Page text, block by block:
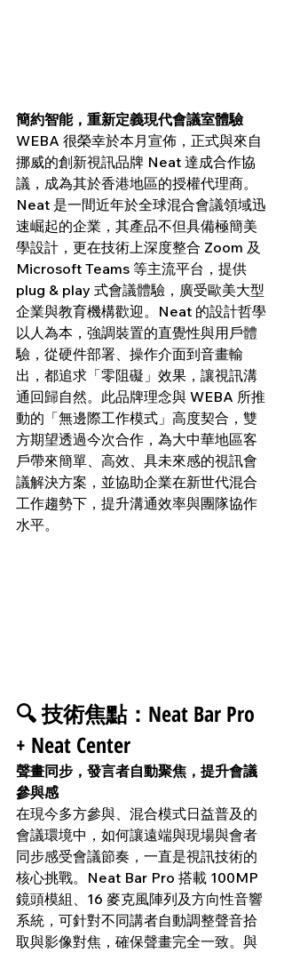
簡約智能，重新定義現代會議室體驗
WEBA 很榮幸於本月宣佈，正式與來自
挪威的創新視訊品牌 Neat 達成合作協
議，成為其於香港地區的授權代理商。
Neat 是一間近年於全球混合會議領域迅
速崛起的企業，其產品不但具備極簡美
學設計，更在技術上深度整合 Zoom 及
Microsoft Teams 等主流平台，提供
plug & play 式會議體驗，廣受歐美大型
企業與教育機構歡迎。Neat 的設計哲學
以人為本，強調裝置的直覺性與用戶體
驗，從硬件部署、操作介面到音畫輸
出，都追求「零阻礙」效果，讓視訊溝
通回歸自然。此品牌理念與 WEBA 所推
動的「無邊際工作模式」高度契合，雙
方期望透過今次合作，為大中華地區客
戶帶來簡單、高效、具未來感的視訊會
議解決方案，並協助企業在新世代混合
工作趨勢下，提升溝通效率與團隊協作
水平。
🔍 技術焦點：Neat Bar Pro
+ Neat Center
聲畫同步，發言者自動聚焦，提升會議
參與感
在現今多方參與、混合模式日益普及的
會議環境中，如何讓遠端與現場與會者
同步感受會議節奏，一直是視訊技術的
核心挑戰。Neat Bar Pro 搭載 100MP
鏡頭模組、16 麥克風陣列及方向性音響
系統，可針對不同講者自動調整聲音拾
取與影像對焦，確保聲畫完全一致。與